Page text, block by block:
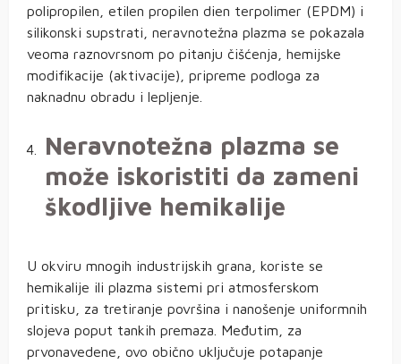
polipropilen, etilen propilen dien terpolimer (EPDM) i
silikonski supstrati, neravnotežna plazma se pokazala
veoma raznovrsnom po pitanju čišćenja, hemijske
modifikacije (aktivacije), pripreme podloga za
naknadnu obradu i lepljenje.
Neravnotežna plazma se
može iskoristiti da zameni
škodljive hemikalije
U okviru mnogih industrijskih grana, koriste se
hemikalije ili plazma sistemi pri atmosferskom
pritisku, za tretiranje površina i nanošenje uniformnih
slojeva poput tankih premaza. Međutim, za
prvonavedene, ovo obično uključuje potapanje